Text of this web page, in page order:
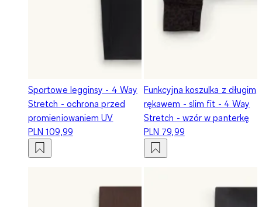
Sportowe legginsy - 4 Way
Stretch - ochrona przed
promieniowaniem UV
PLN 109,99
Funkcyjna koszulka z długim
rękawem - slim fit - 4 Way
Stretch - wzór w panterkę
PLN 79,99